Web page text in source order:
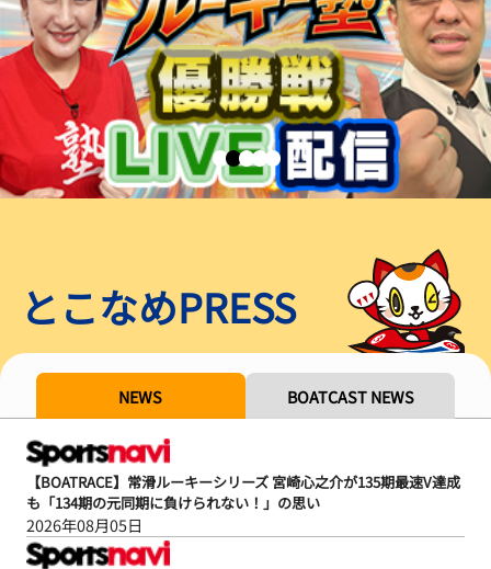
とこなめPRESS
NEWS BOATCAST NEWS
【BOATRACE】常滑ルーキーシリーズ 宮崎心之介が135期最速V達成
も「134期の元同期に負けられない！」の思い
2026年08月05日